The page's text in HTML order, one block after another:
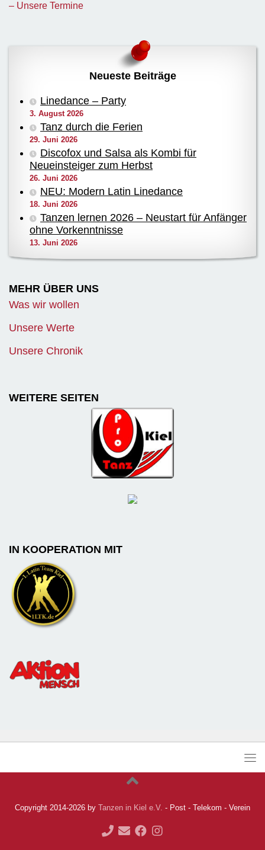
– Unsere Termine
Neueste Beiträge
Linedance – Party
3. August 2026
Tanz durch die Ferien
29. Juni 2026
Discofox und Salsa als Kombi für
Neueinsteiger zum Herbst
26. Juni 2026
NEU: Modern Latin Linedance
18. Juni 2026
Tanzen lernen 2026 – Neustart für Anfänger
ohne Vorkenntnisse
13. Juni 2026
MEHR ÜBER UNS
Was wir wollen
Unsere Werte
Unsere Chronik
WEITERE SEITEN
IN KOOPERATION MIT
Copyright 2014-2026 by Tanzen in Kiel e.V. - Post - Telekom - Verein